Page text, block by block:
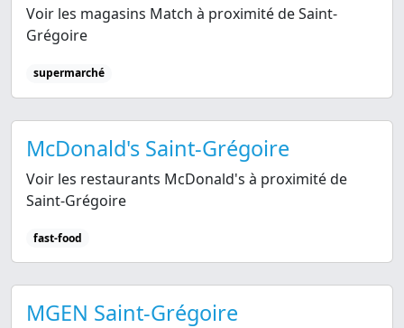
Voir les magasins Match à proximité de Saint-
Grégoire
supermarché
McDonald's Saint-Grégoire
Voir les restaurants McDonald's à proximité de
Saint-Grégoire
fast-food
MGEN Saint-Grégoire